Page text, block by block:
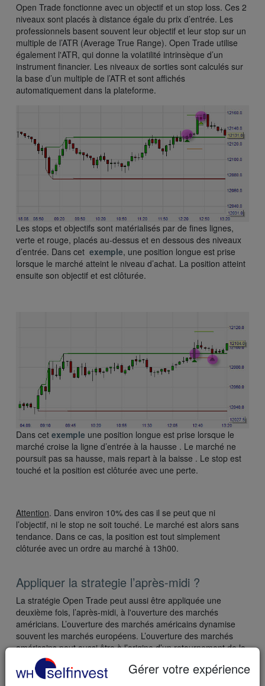
Open Trade fonctionne avec un objectif et un stop loss. Ces 2
niveaux sont placés à distance égale du prix d’entrée. Les
professionnels basent souvent leur objectif et leur stop sur un
multiple de l’ATR (Average True Range). Open Trade utilise
également l'ATR, qui donne la volatilité intrinsèque d’un
instrument financier. Les niveaux de sorties sont calculés sur
la base d’un multiple de l’ATR et sont affichés
automatiquement dans la plateforme.
Les stops et objectifs sont matérialisés par de fines lignes,
verte et rouge, placés au-dessus et en dessous des niveaux
d’entrée. Dans cet exemple, une position longue est prise
lorsque le marché atteint le niveau d’achat. La position atteint
ensuite son objectif et est clôturée.
Dans cet exemple une position longue est prise lorsque le
marché croise la ligne d’entrée à la hausse . Le marché ne
poursuit pas sa hausse, mais repart à la baisse . Le stop est
touché et la position est clôturée avec une perte.
Attention. Dans environ 10% des cas il se peut que ni
l’objectif, ni le stop ne soit touché. Le marché est alors sans
tendance. Dans ce cas, la position est tout simplement
clôturée avec un ordre au marché à 13h00.
Appliquer la strategie l’après-midi ?
La stratégie Open Trade peut aussi être appliquée une
deuxième fois, l’après-midi, à l'ouverture des marchés
américians. L’ouverture des marchés américains dynamise
souvent les marchés européens. L’ouverture des marchés
américains peut aussi être à l’origine d’un retournement de la
tendance de la journée.
Gérer votre expérience